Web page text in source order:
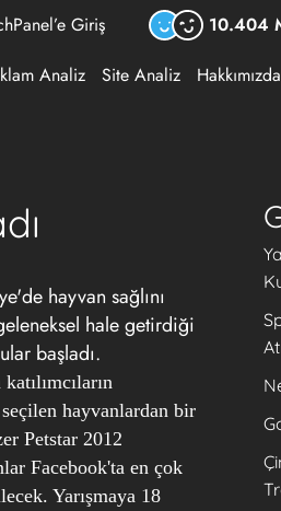
Giriş 10.404
Analiz Site Analiz Hakkımızda
hayvan sağlını
hale getirdiği
başladı.
hayvanlardan bir
Petstar 2012
Facebook'ta en çok
Yarışmaya 18